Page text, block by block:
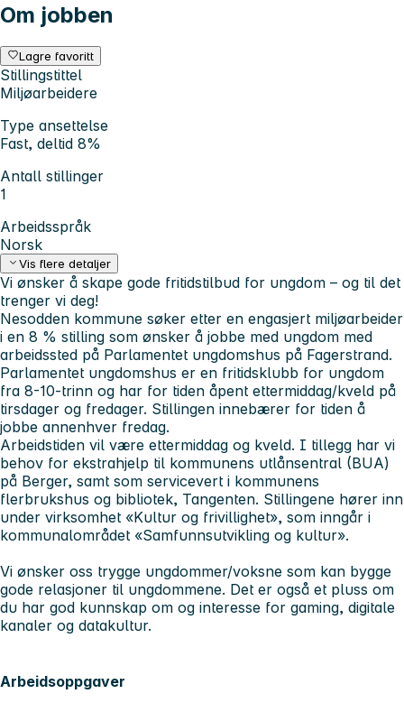
Om jobben
Lagre favoritt
Stillingstittel
Miljøarbeidere
Type ansettelse
Fast, deltid 8%
Antall stillinger
1
Arbeidsspråk
Norsk
Vis flere detaljer
Vi ønsker å skape gode fritidstilbud for ungdom – og til det
trenger vi deg!
Nesodden kommune søker etter en engasjert miljøarbeider
i en 8 % stilling som ønsker å jobbe med ungdom med
arbeidssted på Parlamentet ungdomshus på Fagerstrand.
Parlamentet ungdomshus er en fritidsklubb for ungdom
fra 8-10-trinn og har for tiden åpent ettermiddag/kveld på
tirsdager og fredager. Stillingen innebærer for tiden å
jobbe annenhver fredag.
Arbeidstiden vil være ettermiddag og kveld. I tillegg har vi
behov for ekstrahjelp til kommunens utlånsentral (BUA)
på Berger, samt som servicevert i kommunens
flerbrukshus og bibliotek, Tangenten. Stillingene hører inn
under virksomhet «Kultur og frivillighet», som inngår i
kommunalområdet «Samfunnsutvikling og kultur».
Vi ønsker oss trygge ungdommer/voksne som kan bygge
gode relasjoner til ungdommene. Det er også et pluss om
du har god kunnskap om og interesse for gaming, digitale
kanaler og datakultur.
Arbeidsoppgaver